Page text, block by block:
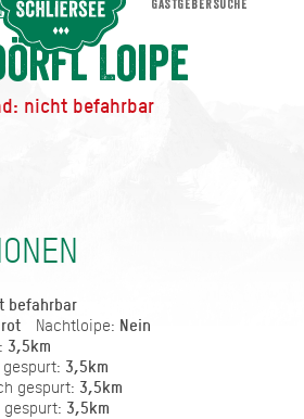
Loipe
Loipe
nicht befahrbar
befahrbar
rot Nachtloipe: Nein
3,5km
3,5km
gespurt: 3,5km
gespurt: 3,5km
Loipe
GASTGEBERSUCHE